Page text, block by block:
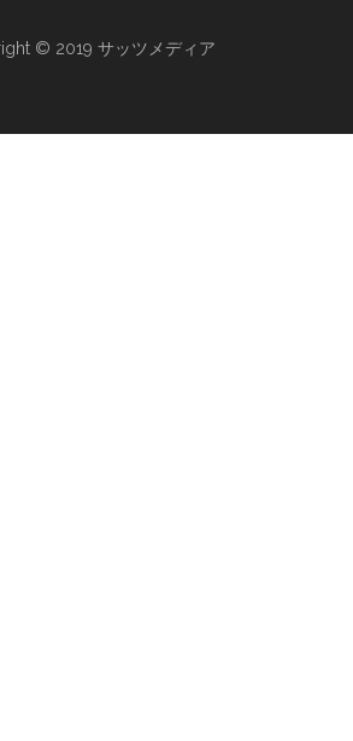
© 2019 サッツメディア